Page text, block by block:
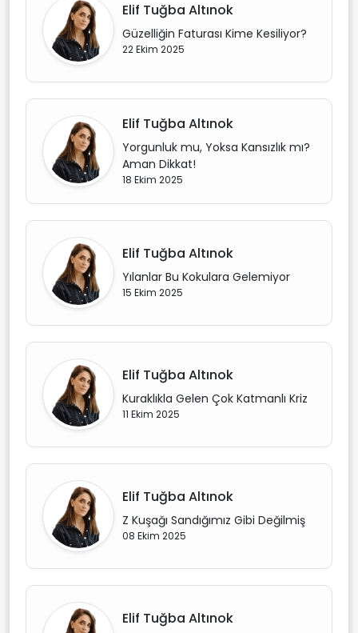
Elif Tuğba Altınok
Güzelliğin Faturası Kime Kesiliyor?
22 Ekim 2025
Elif Tuğba Altınok
Yorgunluk mu, Yoksa Kansızlık mı?
Aman Dikkat!
18 Ekim 2025
Elif Tuğba Altınok
Yılanlar Bu Kokulara Gelemiyor
15 Ekim 2025
Elif Tuğba Altınok
Kuraklıkla Gelen Çok Katmanlı Kriz
11 Ekim 2025
Elif Tuğba Altınok
Z Kuşağı Sandığımız Gibi Değilmiş
08 Ekim 2025
Elif Tuğba Altınok